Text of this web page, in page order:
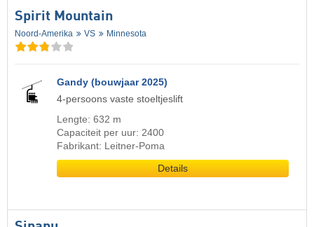
Spirit Mountain
Noord-Amerika VS Minnesota
Gandy (bouwjaar 2025)
4-persoons vaste stoeltjeslift
Lengte: 632 m
Capaciteit per uur: 2400
Fabrikant: Leitner-Poma
Details